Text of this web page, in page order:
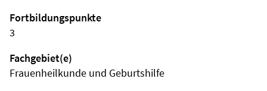
Fortbildungspunkte
3
Fachgebiet(e)
Frauenheilkunde und Geburtshilfe